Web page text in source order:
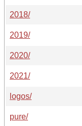
2018/
2019/
2020/
2021/
logos/
pure/